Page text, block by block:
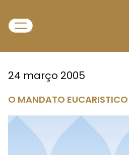
24 março 2005
O MANDATO